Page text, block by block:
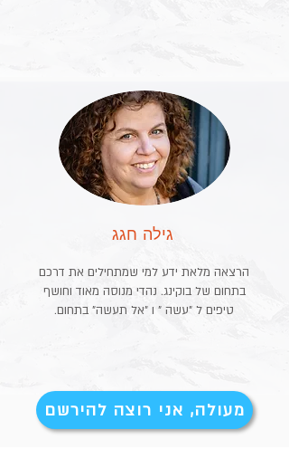
גילה חגג
הרצאה מלאת ידע למי שמתחילים את דרכם
בתחום של בוקינג. נהדי מנוסה מאוד וחושף
טיפים ל "עשה " ו "אל תעשה" בתחום.
מעולה, אני רוצה להירשם